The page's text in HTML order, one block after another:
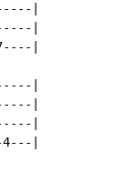
|
|
|
|
|
|
|